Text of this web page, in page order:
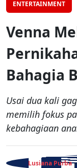
ENTERTAINMENT
Venna
Bahagia
Usai dua kali
memilih fokus
kebahagiaan
Lusiana Purba